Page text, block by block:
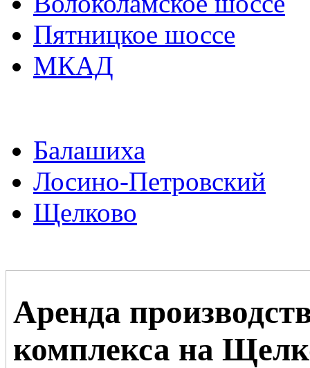
Пятницкое шоссе
МКАД
Балашиха
Лосино-Петровский
Щелково
Аренда
комплекса на